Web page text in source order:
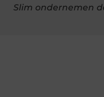
Slim ondernemen